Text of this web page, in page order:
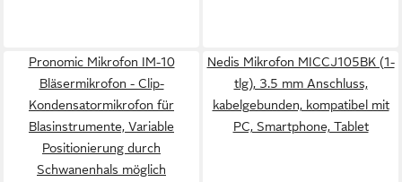
Pronomic Mikrofon IM-10
Bläsermikrofon - Clip-
Kondensatormikrofon für
Blasinstrumente, Variable
Positionierung durch
Schwanenhals möglich
Nedis Mikrofon MICCJ105BK (1-
tlg), 3.5 mm Anschluss,
kabelgebunden, kompatibel mit
PC, Smartphone, Tablet